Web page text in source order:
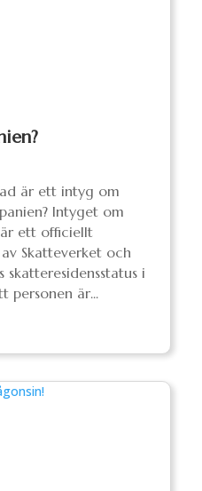
är ett intyg om
Intyget om
är ett officiellt
Skatteverket och
skatteresidensstatus i
personen är...